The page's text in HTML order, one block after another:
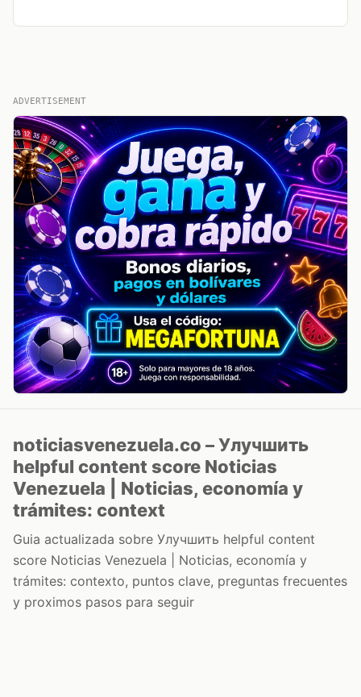
ADVERTISEMENT
noticiasvenezuela.co – Улучшить
helpful content score Noticias
Venezuela | Noticias, economía y
trámites: context
Guia actualizada sobre Улучшить helpful content
score Noticias Venezuela | Noticias, economía y
trámites: contexto, puntos clave, preguntas frecuentes
y proximos pasos para seguir